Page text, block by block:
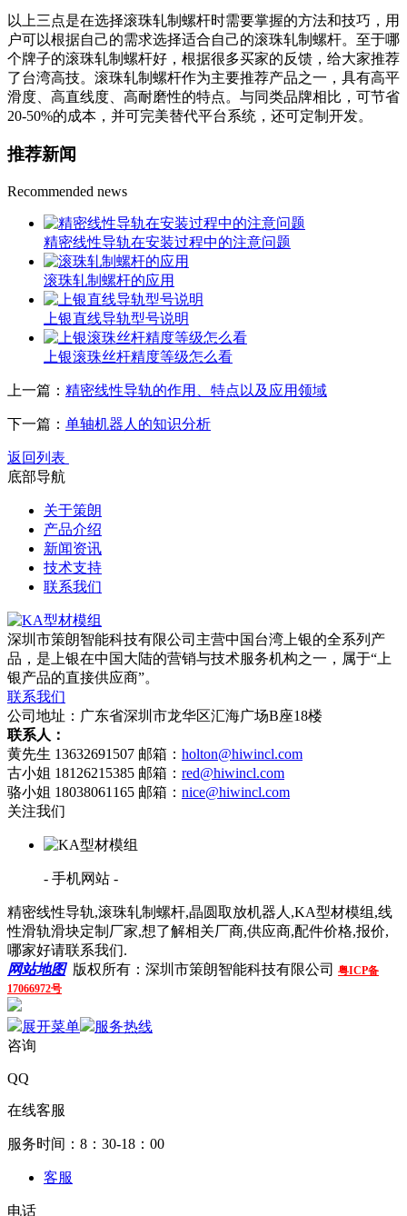
以上三点是在选择滚珠轧制螺杆时需要掌握的方法和技巧，用
户可以根据自己的需求选择适合自己的滚珠轧制螺杆。至于哪
个牌子的滚珠轧制螺杆好，根据很多买家的反馈，给大家推荐
了台湾高技。滚珠轧制螺杆作为主要推荐产品之一，具有高平
滑度、高直线度、高耐磨性的特点。与同类品牌相比，可节省
20-50%的成本，并可完美替代平台系统，还可定制开发。
推荐新闻
Recommended news
​精密线性导轨在安装过程中的注意问题
滚珠轧制螺杆的应用
上银直线导轨型号说明
上银滚珠丝杆精度等级怎么看
上一篇： 精密线性导轨的作用、特点以及应用领域
下一篇： 单轴机器人的知识分析
返回列表
底部导航
关于策朗
产品介绍
新闻资讯
技术支持
联系我们
深圳市策朗智能科技有限公司主营中国台湾上银的全系列产
品，是上银在中国大陆的营销与技术服务机构之一，属于“上
银产品的直接供应商”。
联系我们
公司地址：广东省深圳市龙华区汇海广场B座18楼
联系人：
黄先生 13632691507 邮箱： holton@hiwincl.com
古小姐 18126215385 邮箱： red@hiwincl.com
骆小姐 18038061165 邮箱： nice@hiwincl.com
关注我们
- 手机网站 -
精密线性导轨,滚珠轧制螺杆,晶圆取放机器人,KA型材模组,线
性滑轨滑块定制厂家,想了解相关厂商,供应商,配件价格,报价,
哪家好请联系我们.
网站地图版权所有：深圳市策朗智能科技有限公司 粤ICP备
17066972号
展开菜单
服务热线
咨询
QQ
在线客服
服务时间：8：30-18：00
客服
电话